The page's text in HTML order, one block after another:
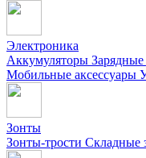
Электроника
Аккумуляторы Зарядные
Мобильные аксессуары
Зонты
Зонты-трости Складные